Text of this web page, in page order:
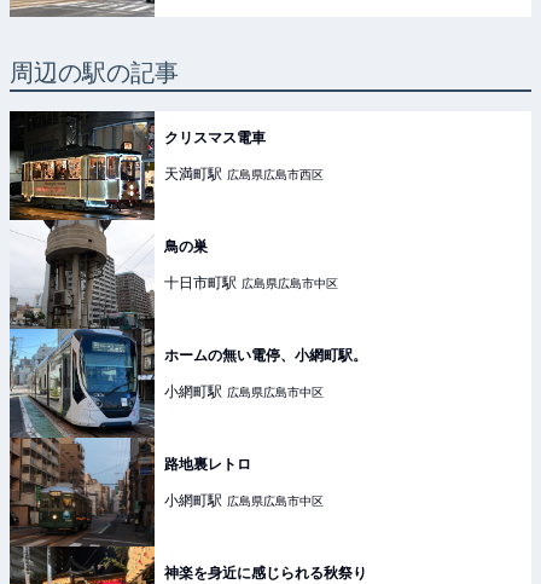
周辺の駅の記事
クリスマス電車
天満町駅 広島県広島市西区
鳥の巣
十日市町駅 広島県広島市中区
ホームの無い電停、小網町駅。
小網町駅 広島県広島市中区
路地裏レトロ
小網町駅 広島県広島市中区
神楽を身近に感じられる秋祭り